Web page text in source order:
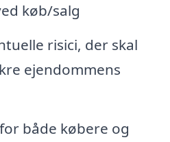
køb/salg
risici, der skal
ejendommens
både købere og